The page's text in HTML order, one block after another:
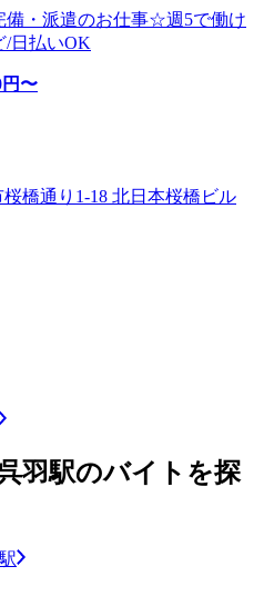
備・派遣のお仕事☆週5で働け
日払いOK
円〜
橋通り1-18 北日本桜橋ビル
羽駅のバイトを探